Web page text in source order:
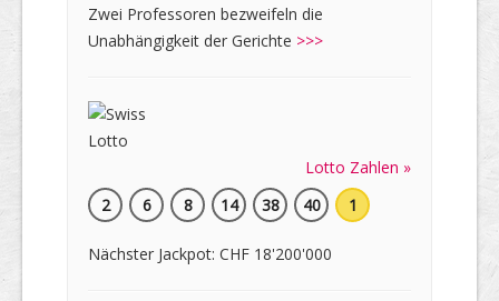
Zwei Professoren bezweifeln die
Unabhängigkeit der Gerichte >>>
Lotto Zahlen »
2
6 8 14 38 40 1
Nächster Jackpot: CHF 18'200'000